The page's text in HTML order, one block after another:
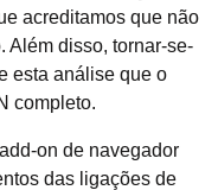
acreditamos que não
Além disso, tornar-se-
esta análise que o
completo.
on de navegador
das ligações de